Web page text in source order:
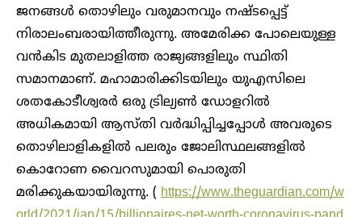
ജനങ്ങൾ തൊഴിലും വരുമാനവും നഷ്ടപ്പെട്ട്
നിരാലംബരായിത്തീരുന്നു. അമേരിക്ക പോലെയുള്ള
വൻകിട മുതലാളിത്ത രാജ്യങ്ങളിലും സ്ഥിതി
സമാനമാണ്. മഹാമാരിക്കിടയിലും യുഎസിലെ
ശതകോടീശ്വരർ ഒരു ട്രില്യൺ ഡോളറിൽ
അധികമായി ആസ്തി വർദ്ധിപ്പിച്ചപ്പോൾ അവരുടെ
തൊഴിലാളികളിൽ പലരും ജോലിസ്ഥലങ്ങളിൽ
കൊറോണ വൈറസുമായി പൊരുതി
മരിക്കുകയായിരുന്നു. ( https://www.theguardian.com/w